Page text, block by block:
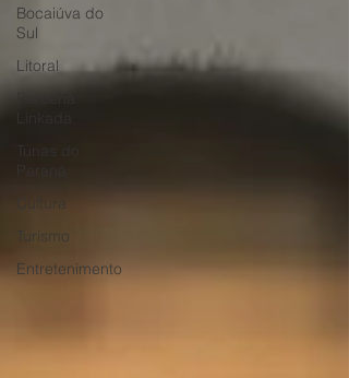
Bocaiúva do
Sul
Litoral
Tunas do
Paraná
Turismo
Entretenimento